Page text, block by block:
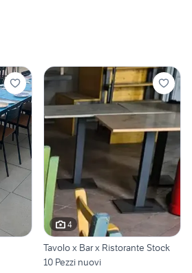
4
Tavolo x Bar x Ristorante Stock
10 Pezzi nuovi